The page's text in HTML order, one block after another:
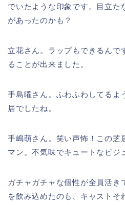
でいたような印象です。目立た
があったのかも？
立花さん。ラップもできるんで
ることが出来ました。
手島曜さん。ふわふわしてるよ
居でしたね。
手嶋萌さん。笑い声怖！この芝
マン。不気味でキュートなビジ
ガチャガチャな個性が全員活き
を飲み込めたのも、キャストそ